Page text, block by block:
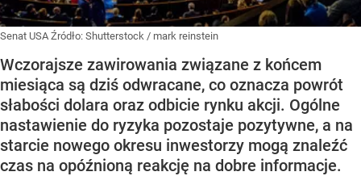
Senat USA Źródło: Shutterstock / mark reinstein
Wczorajsze zawirowania związane z końcem
miesiąca są dziś odwracane, co oznacza powrót
słabości dolara oraz odbicie rynku akcji. Ogólne
nastawienie do ryzyka pozostaje pozytywne, a na
starcie nowego okresu inwestorzy mogą znaleźć
czas na opóźnioną reakcję na dobre informacje.